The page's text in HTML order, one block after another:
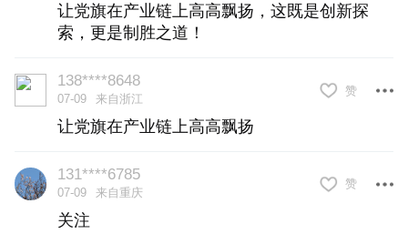
▲“青律助新·法护万家”活动走进园区。
提供）
党组织牵头破难题
让党旗在产业链上高高飘扬，这既是创新探
索，更是制胜之道！
138****8648
07-09 来自浙江
赞
让党旗在产业链上高高飘扬
131****6785
07-09 来自重庆
赞
关注